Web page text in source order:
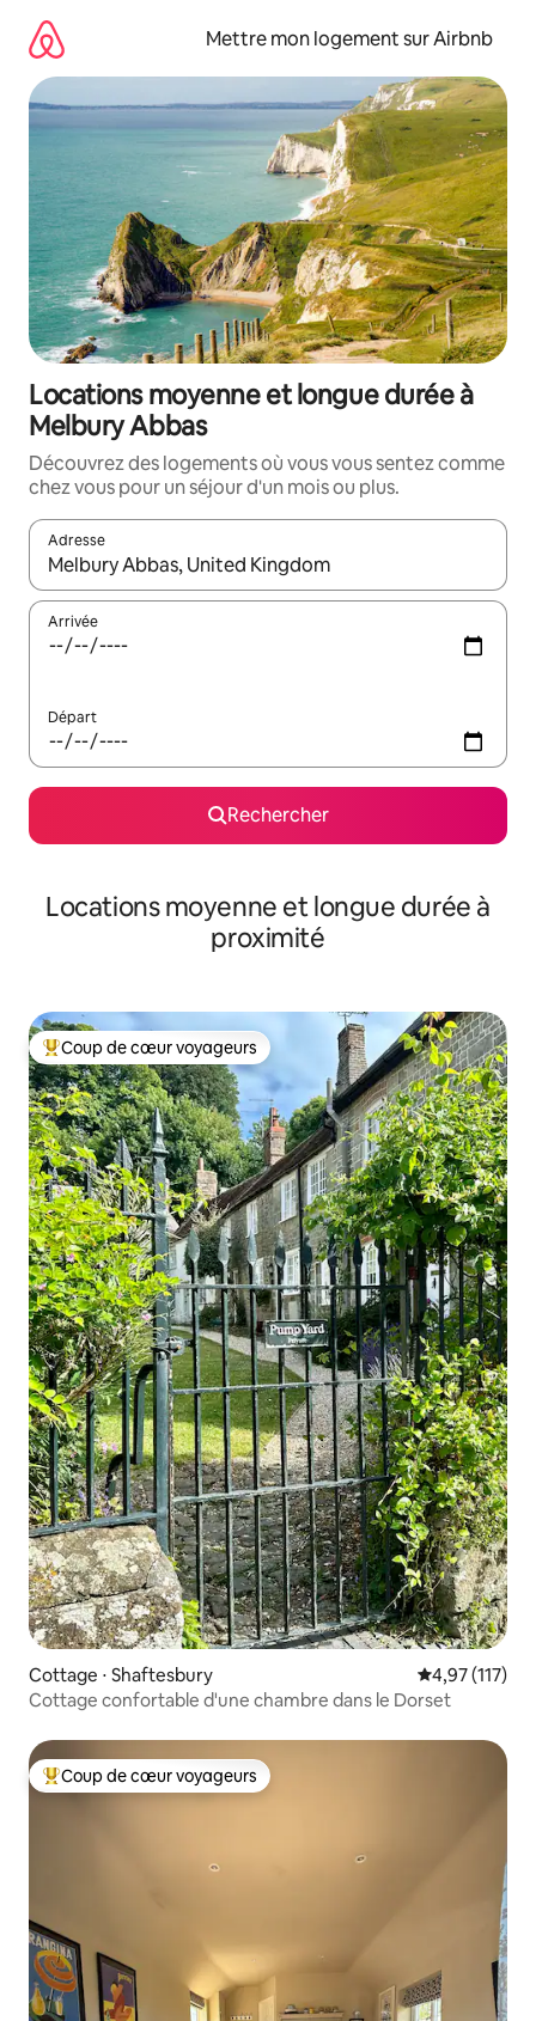
directement
contenu
Mettre mon logement sur Airbnb
Locations moyenne et longue durée à
Melbury Abbas
Découvrez des logements où vous vous sentez comme
chez vous pour un séjour d'un mois ou plus.
Adresse
Lorsque les résultats s'affichent, utilisez les flèches vers le
Arrivée
Départ
Rechercher
Locations moyenne et longue durée à
proximité
Coups de cœur voyageurs les plus appréciés
Coup de cœur voyageurs
Cottage ⋅ Shaftesbury Évaluation
4,97 (117)
Cottage confortable d'une chambre dans le Dorset
Coups de cœur voyageurs les plus appréciés
Coup de cœur voyageurs